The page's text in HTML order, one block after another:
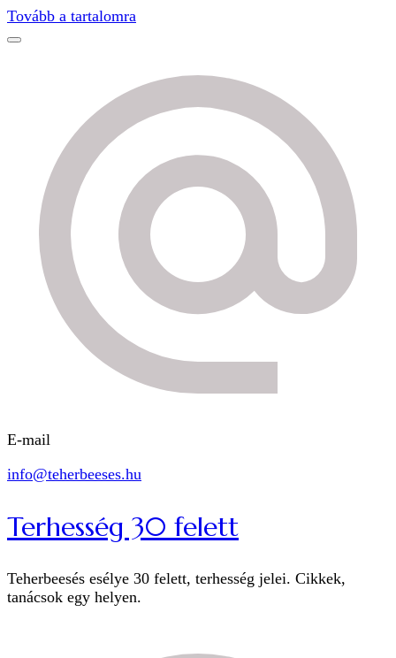
Tovább a tartalomra
E-mail
info@teherbeeses.hu
Terhesség 30 felett
Teherbeesés esélye 30 felett, terhesség jelei. Cikkek,
tanácsok egy helyen.